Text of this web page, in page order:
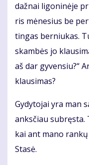
daž­nai li­go­ni­nė­je
ris mė­ne­sius be
tin­gas ber­niu­kas.
skam­bės jo
aš dar gy­ven­siu?“
klau­si­mas?
Gy­dy­to­jai yra man
anks­čiau su­bręs­ta.
kai ant ma­no
Sta­sė.